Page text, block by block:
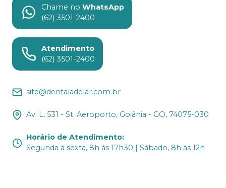
Chame no WhatsApp
(62) 3501-2400
Atendimento
(62) 3501-2400
site@dentaladelar.com.br
Av. L, 531 - St. Aeroporto, Goiânia - GO, 74075-030
Horário de Atendimento:
Segunda à sexta, 8h às 17h30 | Sábado, 8h às 12h